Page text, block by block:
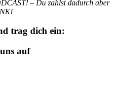
– Du zahlst dadurch aber
trag dich ein:
auf